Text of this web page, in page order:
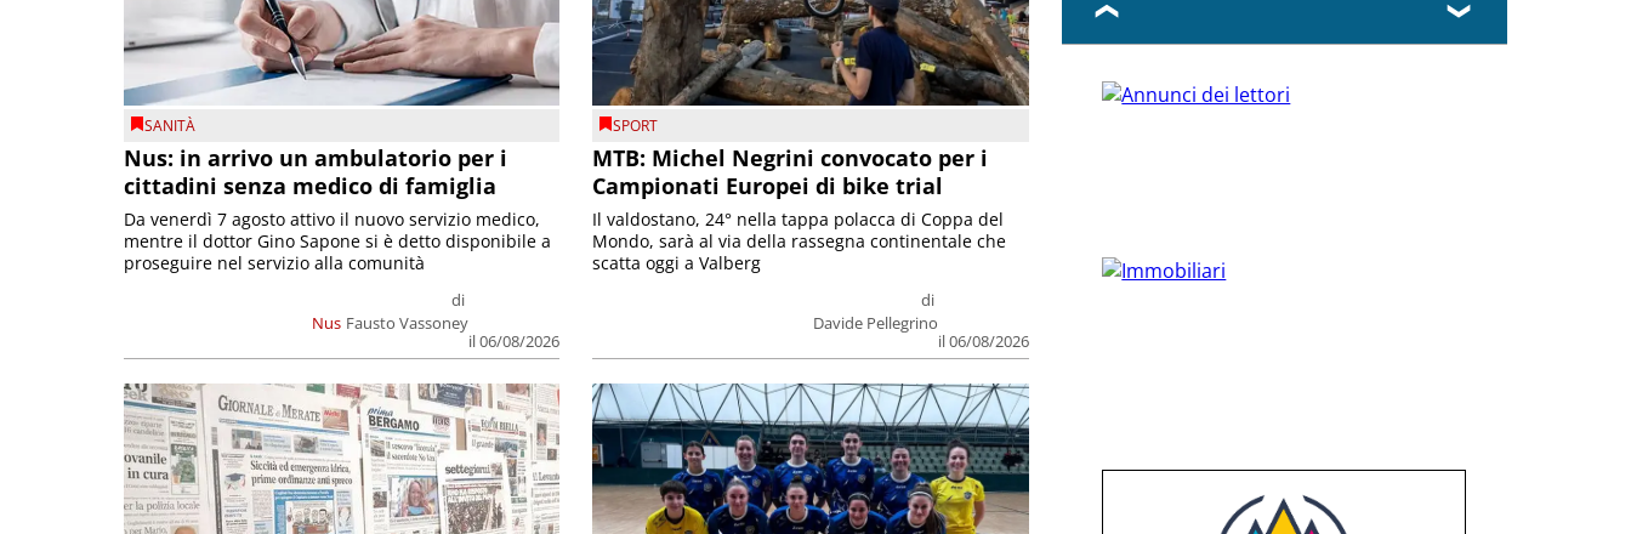
SANITÀ
Nus: in arrivo un ambulatorio per i
cittadini senza medico di famiglia
Nus
di
Fausto Vassoney
il 06/08/2026
Da venerdì 7 agosto attivo il nuovo servizio medico,
mentre il dottor Gino Sapone si è detto disponibile a
proseguire nel servizio alla comunità
SPORT
MTB: Michel Negrini convocato per i
Campionati Europei di bike trial
di
Davide Pellegrino
il 06/08/2026
Il valdostano, 24° nella tappa polacca di Coppa del
Mondo, sarà al via della rassegna continentale che
scatta oggi a Valberg
❮ ❯